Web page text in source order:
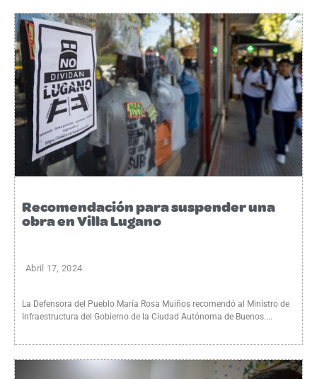
Recomendación para suspender una
obra en Villa Lugano
Abril 17, 2024
La Defensora del Pueblo María Rosa Muiños recomendó al Ministro de
Infraestructura del Gobierno de la Ciudad Autónoma de Buenos....